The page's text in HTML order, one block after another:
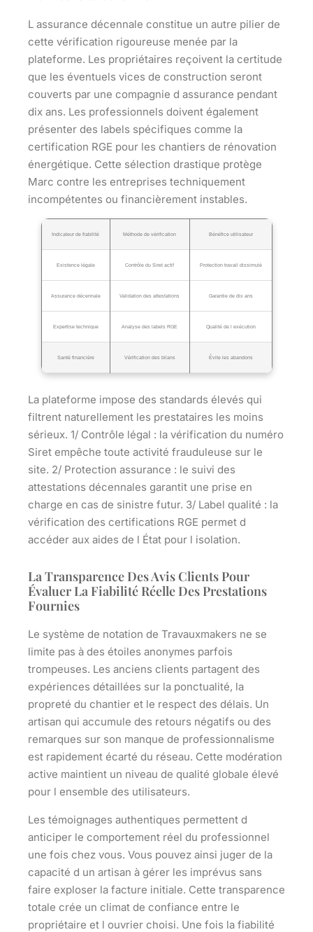
L assurance décennale constitue un autre pilier de
cette vérification rigoureuse menée par la
plateforme. Les propriétaires reçoivent la certitude
que les éventuels vices de construction seront
couverts par une compagnie d assurance pendant
dix ans. Les professionnels doivent également
présenter des labels spécifiques comme la
certification RGE pour les chantiers de rénovation
énergétique. Cette sélection drastique protège
Marc contre les entreprises techniquement
incompétentes ou financièrement instables.
Indicateur de fiabilité Méthode de vérification Bénéfice utilisateur
Existence légale Contrôle du Siret actif Protection travail dissimulé
Assurance décennale Validation des attestations Garantie de dix ans
Expertise technique Analyse des labels RGE Qualité de l exécution
Santé financière Vérification des bilans Évite les abandons
La plateforme impose des standards élevés qui
filtrent naturellement les prestataires les moins
sérieux. 1/ Contrôle légal : la vérification du numéro
Siret empêche toute activité frauduleuse sur le
site. 2/ Protection assurance : le suivi des
attestations décennales garantit une prise en
charge en cas de sinistre futur. 3/ Label qualité : la
vérification des certifications RGE permet d
accéder aux aides de l État pour l isolation.
La Transparence Des Avis Clients Pour
Évaluer La Fiabilité Réelle Des Prestations
Fournies
Le système de notation de Travauxmakers ne se
limite pas à des étoiles anonymes parfois
trompeuses. Les anciens clients partagent des
expériences détaillées sur la ponctualité, la
propreté du chantier et le respect des délais. Un
artisan qui accumule des retours négatifs ou des
remarques sur son manque de professionnalisme
est rapidement écarté du réseau. Cette modération
active maintient un niveau de qualité globale élevé
pour l ensemble des utilisateurs.
Les témoignages authentiques permettent d
anticiper le comportement réel du professionnel
une fois chez vous. Vous pouvez ainsi juger de la
capacité d un artisan à gérer les imprévus sans
faire exploser la facture initiale. Cette transparence
totale crée un climat de confiance entre le
propriétaire et l ouvrier choisi. Une fois la fiabilité